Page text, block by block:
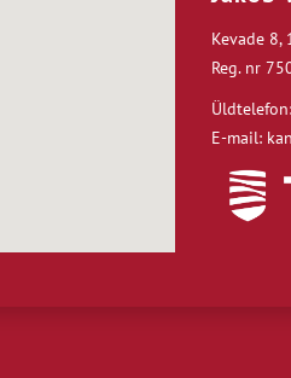
Kevade 8,
Reg. nr
E-mail: